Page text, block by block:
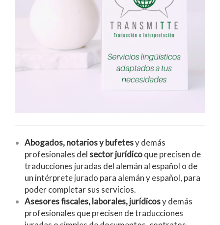
Abogados, notarios y bufetesy demás
profesionales delsector jurídicoque precisen de
traducciones juradas del alemán al español o de
un intérprete jurado para alemán y español, para
poder completar sus servicios.
Asesores fiscales, laborales, jurídicosy demás
profesionales que precisen de traducciones